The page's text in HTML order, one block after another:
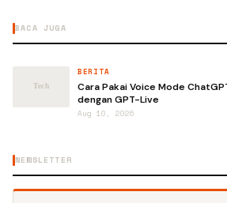
BACA JUGA
BERITA
Cara Pakai Voice Mode
dengan GPT-Live
Aug 10, 2026
NEWSLETTER